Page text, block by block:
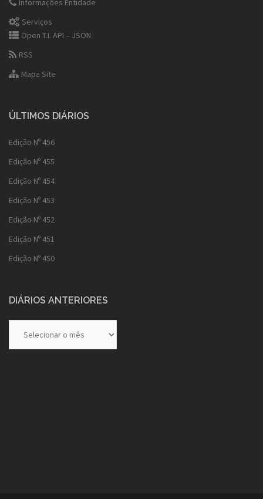
Informações Entidade
Serviços
Open T.I. API – JSON
RSS
Mapa Site
ÚLTIMOS DIÁRIOS
Edição Nº 456
Edição Nº 455
Edição Nº 454
Edição Nº 453
Edição Nº 452
Edição Nº 451
Edição Nº 450
DIÁRIOS ANTERIORES
Anteriores